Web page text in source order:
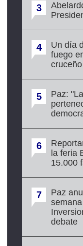
3
4
Un día
fuego
5
Paz:
6
la feria
15.000
7
Paz
debate